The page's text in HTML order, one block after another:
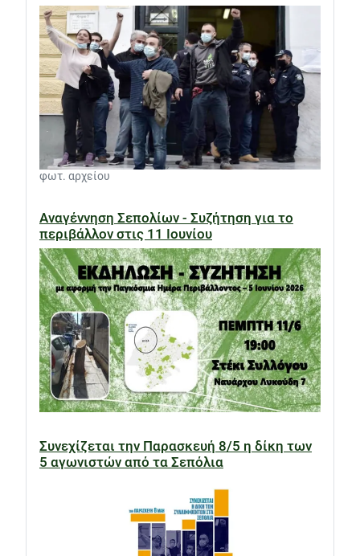
φωτ. αρχείου
Αναγέννηση Σεπολίων - Συζήτηση για το
περιβάλλον στις 11 Ιουνίου
Συνεχίζεται την Παρασκευή 8/5 η δίκη των
5 αγωνιστών από τα Σεπόλια